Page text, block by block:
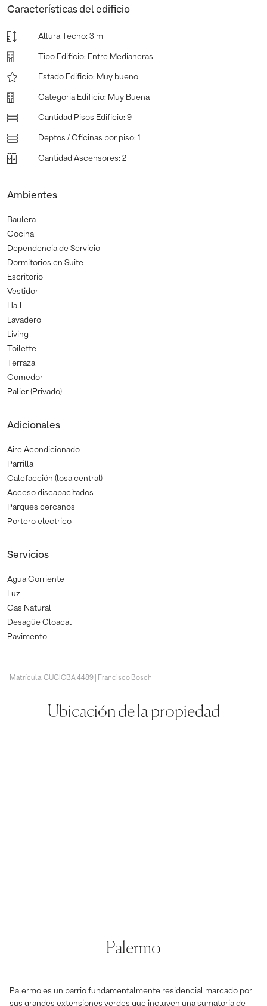
Características del edificio
Altura Techo: 3 m
Tipo Edificio: Entre Medianeras
Estado Edificio: Muy bueno
Categoria Edificio: Muy Buena
Cantidad Pisos Edificio: 9
Deptos / Oficinas por piso: 1
Cantidad Ascensores: 2
Ambientes
Baulera
Cocina
Dependencia de Servicio
Dormitorios en Suite
Escritorio
Vestidor
Hall
Lavadero
Living
Toilette
Terraza
Comedor
Palier (Privado)
Adicionales
Aire Acondicionado
Parrilla
Calefacción (losa central)
Acceso discapacitados
Parques cercanos
Portero electrico
Servicios
Agua Corriente
Luz
Gas Natural
Desagüe Cloacal
Pavimento
Matrícula: CUCICBA 4489 | Francisco Bosch
Ubicación de la propiedad
Palermo
Palermo es un barrio fundamentalmente residencial marcado por
sus grandes extensiones verdes que incluyen una sumatoria de